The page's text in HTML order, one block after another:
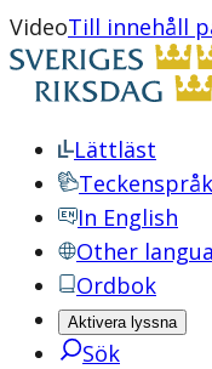
VideoTill innehåll
Lättläst
Teckenspråk
In English
Other
Ordbok
Aktivera lyssna
Sök